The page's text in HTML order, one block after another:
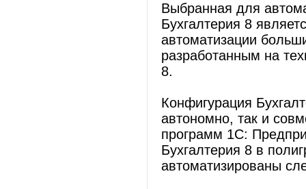
Выбранная для
Бухгалтерия 8
автоматизации
разработанным на
8.
Конфигурация
автономно, так и
программ 1С:
Бухгалтерия 8 в
автоматизированы